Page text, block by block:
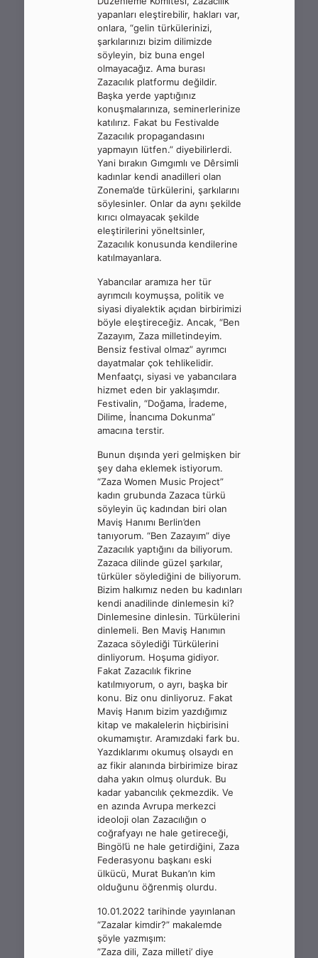
yapanları eleştirebilir, hakları var,
onlara, “gelin türkülerinizi,
şarkılarınızı bizim dilimizde
söyleyin, biz buna engel
olmayacağız. Ama burası
Zazacılık platformu değildir.
Başka yerde yaptığınız
konuşmalarınıza, seminerlerinize
katılırız. Fakat bu Festivalde
Zazacılık propagandasını
yapmayın lütfen.” diyebilirlerdi.
Yani bırakın Gımgımlı ve Dêrsimli
kadınlar kendi anadilleri olan
Zonema’de türkülerini, şarkılarını
söylesinler. Onlar da aynı şekilde
kırıcı olmayacak şekilde
eleştirilerini yöneltsinler,
Zazacılık konusunda kendilerine
katılmayanlara.
Yabancılar aramıza her tür
ayrımcılı koymuşsa, politik ve
siyasi diyalektik açıdan birbirimizi
böyle eleştireceğiz. Ancak, “Ben
Zazayım, Zaza milletindeyim.
Bensiz festival olmaz” ayrımcı
dayatmalar çok tehlikelidir.
Menfaatçı, siyasi ve yabancılara
hizmet eden bir yaklaşımdır.
Festivalin, “Doğama, İrademe,
Dilime, İnancıma Dokunma”
amacına terstir.
Bunun dışında yeri gelmişken bir
şey daha eklemek istiyorum.
“Zaza Women Music Project”
kadın grubunda Zazaca türkü
söyleyin üç kadından biri olan
Maviş Hanımı Berlin’den
tanıyorum. “Ben Zazayım” diye
Zazacılık yaptığını da biliyorum.
Zazaca dilinde güzel şarkılar,
türküler söylediğini de biliyorum.
Bizim halkımız neden bu kadınları
kendi anadilinde dinlemesin ki?
Dinlemesine dinlesin. Türkülerini
dinlemeli. Ben Maviş Hanımın
Zazaca söylediği Türkülerini
dinliyorum. Hoşuma gidiyor.
Fakat Zazacılık fikrine
katılmıyorum, o ayrı, başka bir
konu. Biz onu dinliyoruz. Fakat
Maviş Hanım bizim yazdığımız
kitap ve makalelerin hiçbirisini
okumamıştır. Aramızdaki fark bu.
Yazdıklarımı okumuş olsaydı en
az fikir alanında birbirimize biraz
daha yakın olmuş olurduk. Bu
kadar yabancılık çekmezdik. Ve
en azında Avrupa merkezci
ideoloji olan Zazacılığın o
coğrafyayı ne hale getireceği,
Bingöl’ü ne hale getirdiğini, Zaza
Federasyonu başkanı eski
ülkücü, Murat Bukan’ın kim
olduğunu öğrenmiş olurdu.
10.01.2022 tarihinde yayınlanan
“Zazalar kimdir?” makalemde
şöyle yazmışım:
”Zaza dili, Zaza milleti’ diye